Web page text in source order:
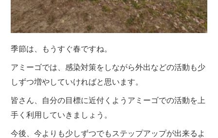
季節は、もうすぐ春ですね。
アミーゴでは、感染対策をしながら外出などの活動も少
しずつ増やしていければと思います。
皆さん、自分の目標に近付くようアミーゴでの活動を上
手く利用していきましょう。
今後、今よりも少しずつでもステップアップが出来るよ